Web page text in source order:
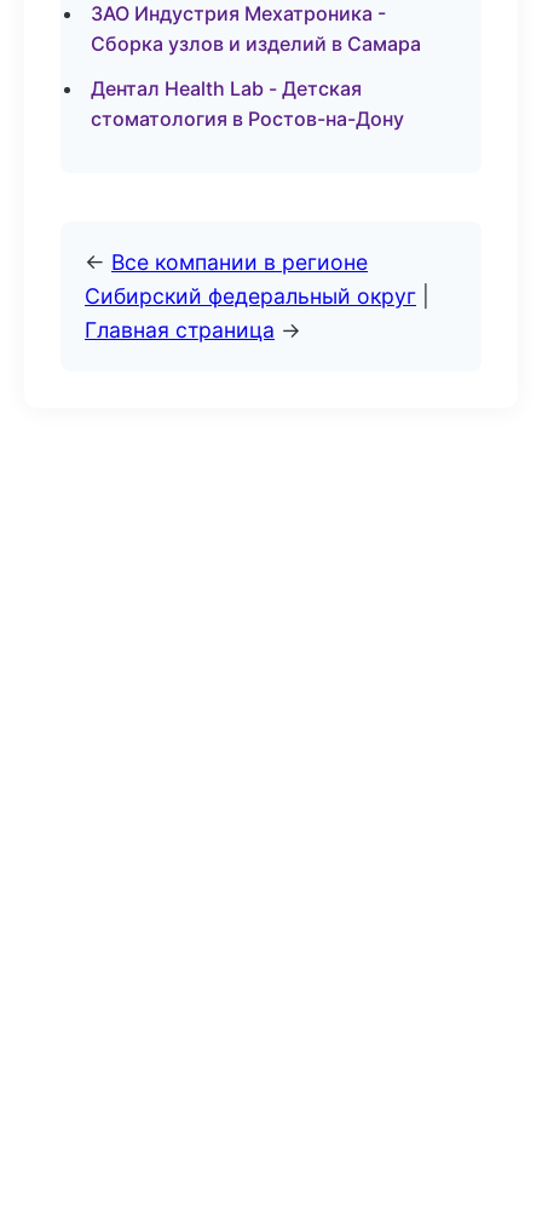
ЗАО Индустрия Мехатроника -
Сборка узлов и изделий в Самара
Дентал Health Lab - Детская
стоматология в Ростов-на-Дону
← Все компании в регионе
Сибирский федеральный округ
Главная страница →